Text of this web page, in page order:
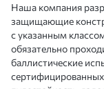
Наша компания
защищающие
с указанным
обязательно
баллистические
сертифицированных